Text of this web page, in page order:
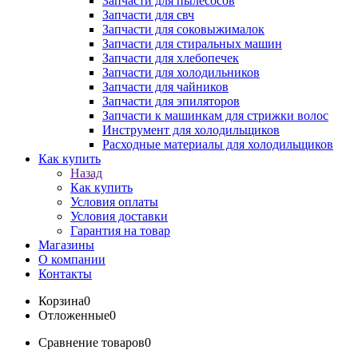
Запчасти для свч
Запчасти для соковыжималок
Запчасти для стиральных машин
Запчасти для хлебопечек
Запчасти для холодильников
Запчасти для чайников
Запчасти для эпиляторов
Запчасти к машинкам для стрижки волос
Инструмент для холодильщиков
Расходные материалы для холодильщиков
Как купить
Назад
Как купить
Условия оплаты
Условия доставки
Гарантия на товар
Магазины
О компании
Контакты
Корзина0
Отложенные0
Сравнение товаров0